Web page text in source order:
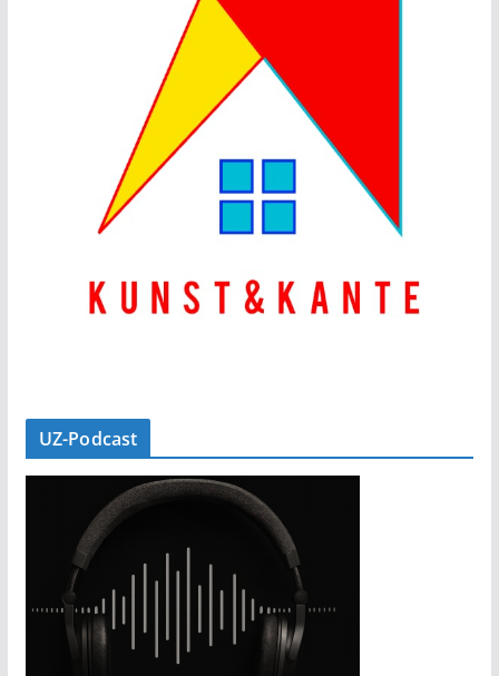
UZ-Podcast